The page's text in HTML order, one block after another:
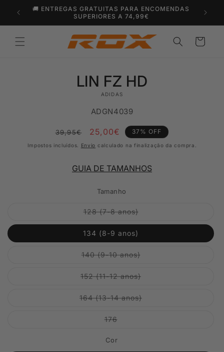
para o🚚 ENTREGAS GRATUITAS PARA ENCOMENDAS
SUPERIORES A 74,99€
Carrinho
LIN FZ HD
ADIDAS
SKU:
ADGN4039
Preço
normal
39,95€
Preço
de
25,00€ 37% OFF
Impostos incluídos. Envio calculado na finalização da compra.
GUIA DE TAMANHOS
Tamanho
128 (7-8 anos)Variante
ou
134 (8-9 anos)
140 (9-10 anos)Variante
indisponível
152 (11-12 anos)Variante
indisponível
164 (13-14 anos)Variante
176Variante
indisponível
Cor